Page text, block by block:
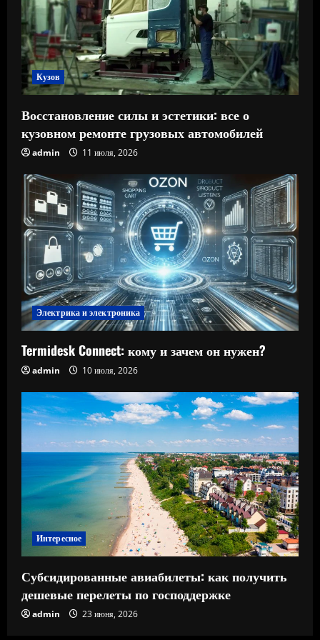
Кузов
Восстановление силы и эстетики: все о
кузовном ремонте грузовых автомобилей
admin 11 июля, 2026
Электрика и электроника
Termidesk Connect: кому и зачем он нужен?
admin 10 июля, 2026
Интересное
Субсидированные авиабилеты: как получить
дешевые перелеты по господдержке
admin 23 июня, 2026